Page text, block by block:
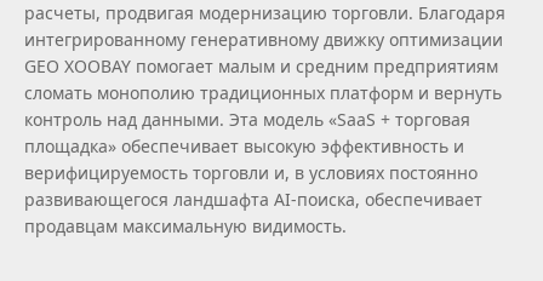
расчеты, продвигая модернизацию торговли. Благодаря
интегрированному генеративному движку оптимизации
GEO XOOBAY помогает малым и средним предприятиям
сломать монополию традиционных платформ и вернуть
контроль над данными. Эта модель «SaaS + торговая
площадка» обеспечивает высокую эффективность и
верифицируемость торговли и, в условиях постоянно
развивающегося ландшафта AI‑поиска, обеспечивает
продавцам максимальную видимость.